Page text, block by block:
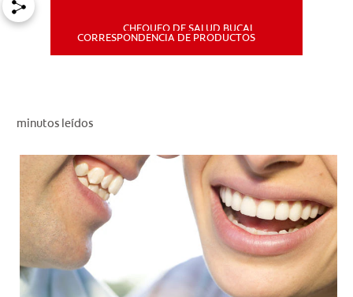
PROMOCIONES
NI (ES)
SUSCRÍBASE
CHEQUEO DE SALUD BUCAL
CORRESPONDENCIA DE PRODUCTOS
minutos leídos